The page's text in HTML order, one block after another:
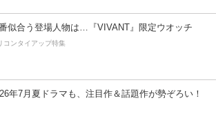
似合う登場人物は…『VIVANT』限定ウオッチ
コンタイアップ特集
年7月夏ドラマも、注目作＆話題作が勢ぞろい！